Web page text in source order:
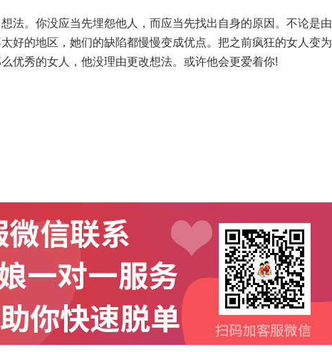
。你没应当先埋怨他人，而应当先找出自身的原因。不论是由
好的地区，她们的缺陷都慢慢变成优点。把之前疯狂的女人变为
优秀的女人，他没理由更改想法。或许他会更爱着你!